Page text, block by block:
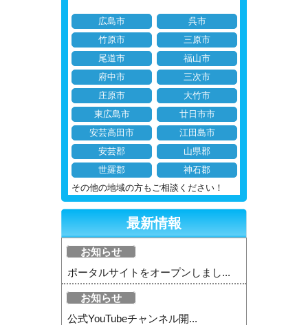
広島市
呉市
竹原市
三原市
尾道市
福山市
府中市
三次市
庄原市
大竹市
東広島市
廿日市市
安芸高田市
江田島市
安芸郡
山県郡
世羅郡
神石郡
その他の地域の方もご相談ください！
最新情報
お知らせ
ポータルサイトをオープンしまし...
お知らせ
公式YouTubeチャンネル開...